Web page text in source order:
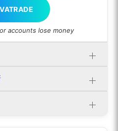
accounts lose money